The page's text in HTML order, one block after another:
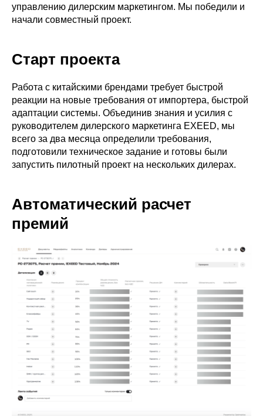
управлению дилерским маркетингом. Мы победили и
начали совместный проект.
Старт проекта
Работа с китайскими брендами требует быстрой
реакции на новые требования от импортера, быстрой
адаптации системы. Объединив знания и усилия с
руководителем дилерского маркетинга EXEED, мы
всего за два месяца определили требования,
подготовили техническое задание и готовы были
запустить пилотный проект на нескольких дилерах.
Автоматический расчет
премий